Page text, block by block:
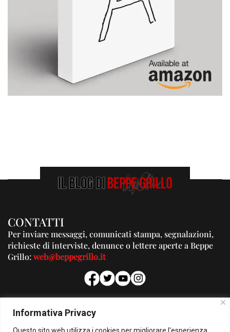
Informativa Privacy
Questo sito web utilizza i cookies per migliorare l'esperienza
CONTATTI
Per inviare messaggi, comunicati stampa, segnalazioni,
richieste di interviste, denunce o lettere aperte a Beppe
Grillo:web@beppegrillo.it
PUBBLICITA'
Per la tua pubblicità su questo Blog: